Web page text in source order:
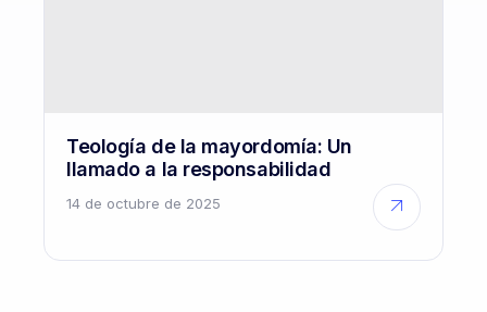
Teología de la mayordomía: Un
llamado a la responsabilidad
14 de octubre de 2025